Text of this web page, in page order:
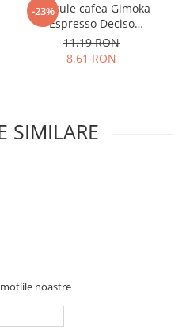
-23%
Capsule cafea Gimoka
Espresso Deciso
compatibile Nespresso, 10
buc
11,19 RON
8,61 RON
SIMILARE
noastre